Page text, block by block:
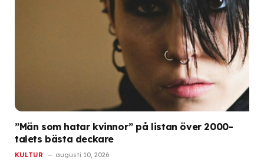
”Män som hatar kvinnor” på listan över 2000-
talets bästa deckare
KULTUR augusti 10, 2026